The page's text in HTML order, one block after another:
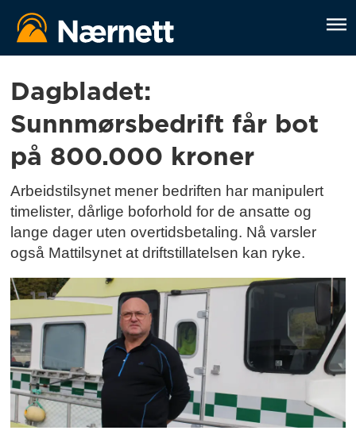
Tag:
næringsliv
Dagbladet:
Sunnmørsbedrift får bot
på 800.000 kroner
Arbeidstilsynet mener bedriften har manipulert
timelister, dårlige boforhold for de ansatte og
lange dager uten overtidsbetaling. Nå varsler
også Mattilsynet at driftstillatelsen kan ryke.